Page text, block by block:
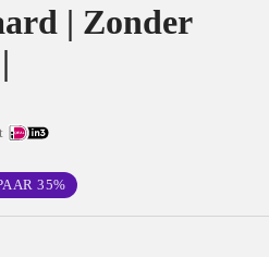
| Zonder
35%